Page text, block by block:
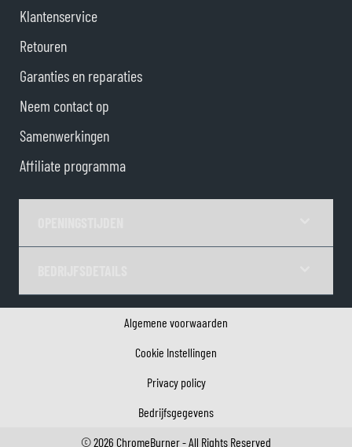
Klantenservice
Retouren
Garanties en reparaties
Neem contact op
Samenwerkingen
Affiliate programma
Algemene voorwaarden
Cookie Instellingen
Privacy policy
Bedrijfsgegevens
©2026 ChromeBurner - All Rights Reserved